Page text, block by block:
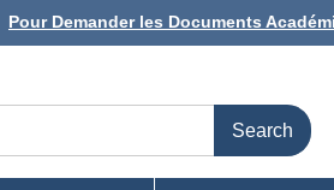
Pour Demander les Documents